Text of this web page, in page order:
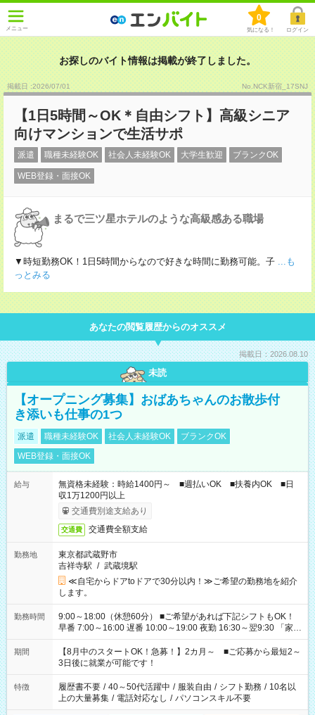
メニュー
0
気になる！ ログイン
お探しのバイト情報は掲載が終了しました。
掲載日 :2026/07/01 No.NCK新宿_17SNJ
【1日5時間～OK＊自由シフト】高級シニア
向けマンションで生活サポ
派遣 職種未経験OK 社会人未経験OK 大学生歓迎 ブランクOK
WEB登録・面接OK
まるで三ツ星ホテルのような高級感ある職場
▼時短勤務OK！1日5時間からなので好きな時間に勤務可能。子 ...も
っとみる
あなたの閲覧履歴からのオススメ
掲載日：2026.08.10
未読
【オープニング募集】おばあちゃんのお散歩付
き添いも仕事の1つ
派遣 職種未経験OK 社会人未経験OK
ブランクOK
WEB登録・面接OK
給与
無資格未経験：時給1400円～ ■週払いOK ■扶養内OK ■日
収1万1200円以上
交通費別途支給あり
交通費 交通費全額支給
勤務地
東京都武蔵野市
吉祥寺駅 / 武蔵境駅
≪自宅からドアtoドアで30分以内！≫ご希望の勤務地を紹介
します。
勤務時間
9:00～18:00（休憩60分） ■ご希望があれば下記シフトもOK！
早番 7:00～16:00 遅番 10:00～19:00 夜勤 16:30～翌9:30 「家族
と休みを合わせたい」 「余裕を持って夕飯の準備がしたい」
「できれば残業はしたくない」 など、ご希望を教えてください
ね。 ※Wワーク希望の方へ 今ご覧のお仕事で希望する勤務時間
と、もう1つのお仕事の勤務時間。 合計で週40時間を超える場
合は応募できません。
期間
【8月中のスタートOK！急募！】2カ月～ ■ご応募から最短2～
3日後に就業が可能です！
特徴 履歴書不要 / 40～50代活躍中 / 服装自由 / シフト勤務 / 10名以
上の大量募集 / 電話対応なし / パソコンスキル不要